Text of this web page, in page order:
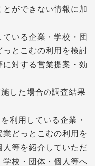
ができない情報に加
ている企業・学校・団
とこむの利用を検討
対する営業提案・効
した場合の調査結果
利用している企業・
どっとこむの利用を
等を紹介していただ
学校・団体・個人等へ